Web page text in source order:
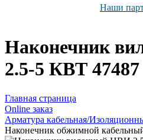
Наши
Наконечник
2.5-5 КВТ 47487
Главная страница
Оnline заказ
Арматура кабельная/
Наконечник обжимной